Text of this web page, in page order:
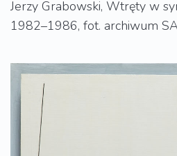
Jerzy Grabowski, Wtręty w
1982–1986, fot. archiwum